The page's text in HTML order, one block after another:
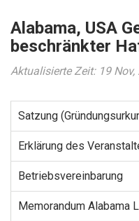
Alabama, USA
beschränkter
Aktualisierte Zeit: 19
Satzung
Erklärung des
Betriebsvereinbarung
Memorandum Alabama